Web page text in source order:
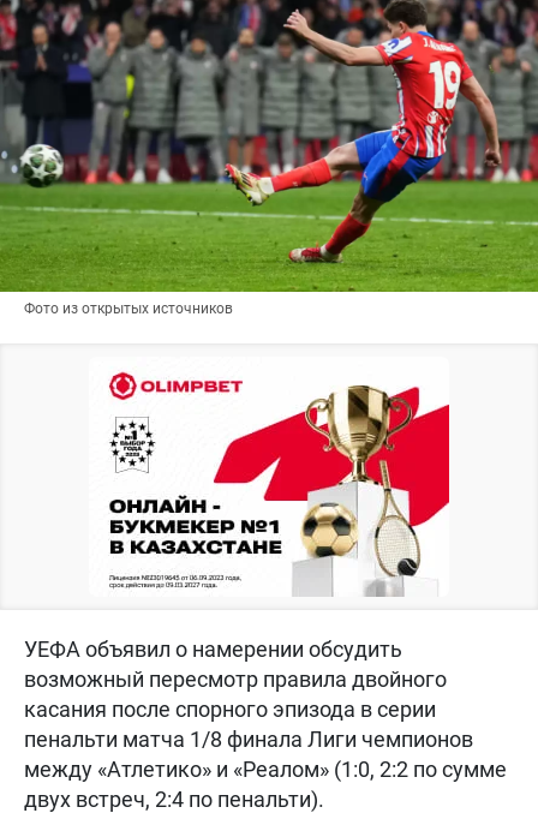
Фото из открытых источников
УЕФА объявил о намерении обсудить
возможный пересмотр правила двойного
касания после спорного эпизода в серии
пенальти матча 1/8 финала Лиги чемпионов
между «Атлетико» и «Реалом» (1:0, 2:2 по сумме
двух встреч, 2:4 по пенальти).